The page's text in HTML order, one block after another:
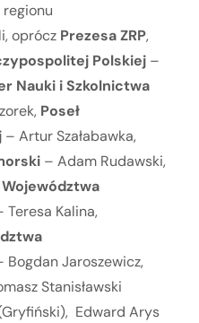
oprócz Prezesa ZRP,
Polskiej –
Nauki i Szkolnictwa
Poseł
– Artur Szałabawka,
– Adam Rudawski,
Teresa Kalina,
Bogdan Jaroszewicz,
Stanisławski
Edward Arys